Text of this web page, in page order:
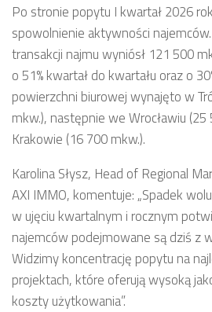
Po stronie popytu I kwartał 2026
spowolnienie aktywności
transakcji najmu wyniósł 121 500
o 51% kwartał do kwartału oraz o
powierzchni biurowej wynajęto w
mkw.), następnie we Wrocławiu
Krakowie (16 700 mkw.).
Karolina Słysz, Head of Regional
AXI IMMO, komentuje: „Spadek
w ujęciu kwartalnym i rocznym
najemców podejmowane są dziś z
Widzimy koncentrację popytu na
projektach, które oferują wysoką
koszty użytkowania”.